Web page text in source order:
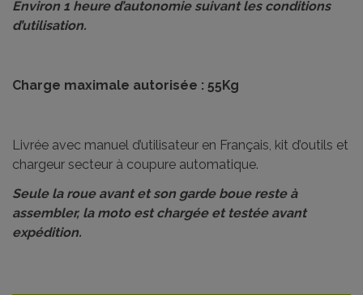
Environ 1 heure d’autonomie suivant les conditions
d’utilisation.
Charge maximale autorisée : 55Kg
Livrée avec manuel d’utilisateur en Français, kit d’outils et
chargeur secteur à coupure automatique.
Seule la roue avant et son garde boue reste à
assembler, la moto est chargée et testée avant
expédition.